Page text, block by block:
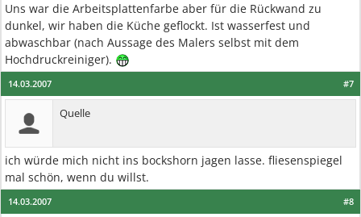
Uns war die Arbeitsplattenfarbe aber für die Rückwand zu
dunkel, wir haben die Küche geflockt. Ist wasserfest und
abwaschbar (nach Aussage des Malers selbst mit dem
Hochdruckreiniger).
#7
14.03.2007
Quelle
ich würde mich nicht ins bockshorn jagen lasse. fliesenspiegel
mal schön, wenn du willst.
#8
14.03.2007